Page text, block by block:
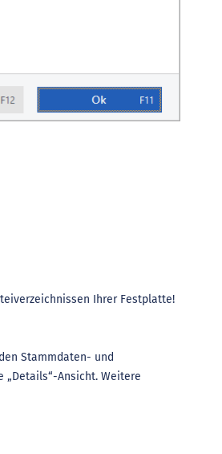
Ihrer Festplatte!
Stammdaten- und
„Details“-Ansicht. Weitere